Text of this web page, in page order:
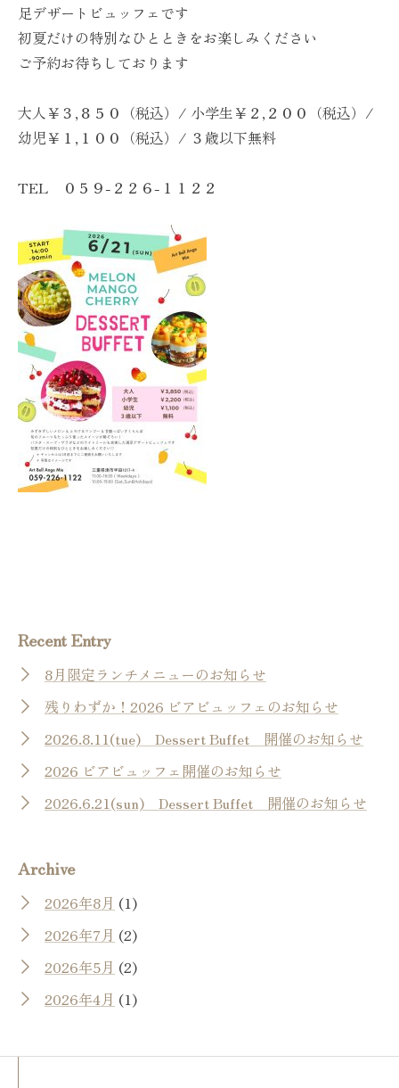
足デザートビュッフェです
初夏だけの特別なひとときをお楽しみください
ご予約お待ちしております
大人￥３,８５０（税込）/ 小学生￥２,２００（税込）/
幼児￥１,１００（税込）/ ３歳以下無料
TEL ０５９-２２６-１１２２
Recent Entry
8月限定ランチメニューのお知らせ
残りわずか！2026 ビアビュッフェのお知らせ
2026.8.11(tue) Dessert Buffet 開催のお知らせ
2026 ビアビュッフェ開催のお知らせ
2026.6.21(sun) Dessert Buffet 開催のお知らせ
Archive
2026年8月 (1)
2026年7月 (2)
2026年5月 (2)
2026年4月 (1)